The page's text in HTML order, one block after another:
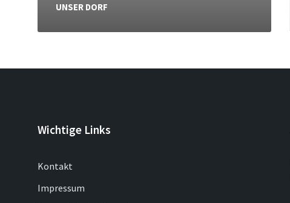
UNSER DORF
Wichtige Links
Kontakt
Impressum